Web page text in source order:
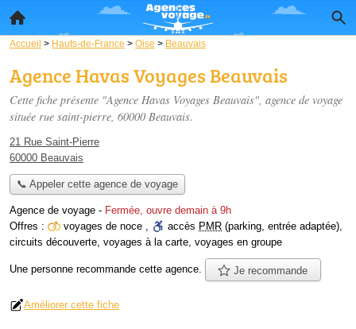
Accueil > Hauts-de-France > Oise > Beauvais
Agence Havas Voyages Beauvais
Cette fiche présente "Agence Havas Voyages Beauvais", agence de voyage
située rue saint-pierre, 60000 Beauvais.
21 Rue Saint-Pierre
60000 Beauvais
📞 Appeler cette agence de voyage
Agence de voyage - Fermée, ouvre demain à 9h
Offres :
voyages de noce , accès PMR (parking, entrée adaptée),
circuits découverte, voyages à la carte, voyages en groupe
Une personne recommande cette agence. Je recommande
Améliorer cette fiche